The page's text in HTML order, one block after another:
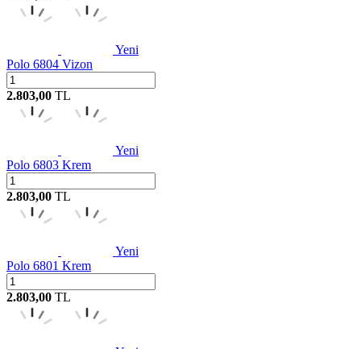
Yeni
Polo 6804 Vizon
2.803,00 TL
Yeni
Polo 6803 Krem
2.803,00 TL
Yeni
Polo 6801 Krem
2.803,00 TL